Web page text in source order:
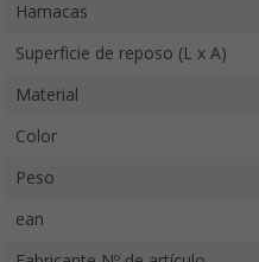
Hamacas
Superficie de reposo (L x A)
Material
Color
Peso
ean